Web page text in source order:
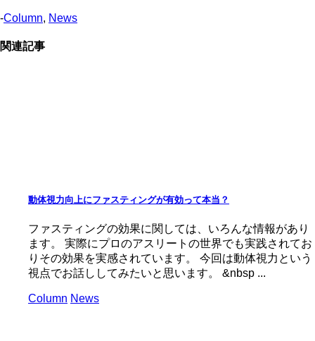
-Column, News
関連記事
動体視力向上にファスティングが有効って本当？
ファスティングの効果に関しては、いろんな情報があり
ます。 実際にプロのアスリートの世界でも実践されてお
りその効果を実感されています。 今回は動体視力という
視点でお話ししてみたいと思います。 &nbsp ...
Column News